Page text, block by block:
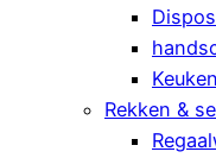
Rekken &